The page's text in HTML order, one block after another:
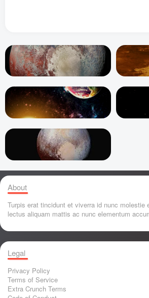
About
Turpis erat tincidunt et viverra id nunc molestie
lectus aliquam mattis ac nunc elementum
Legal
Privacy Policy
Terms of Service
Extra Crunch Terms